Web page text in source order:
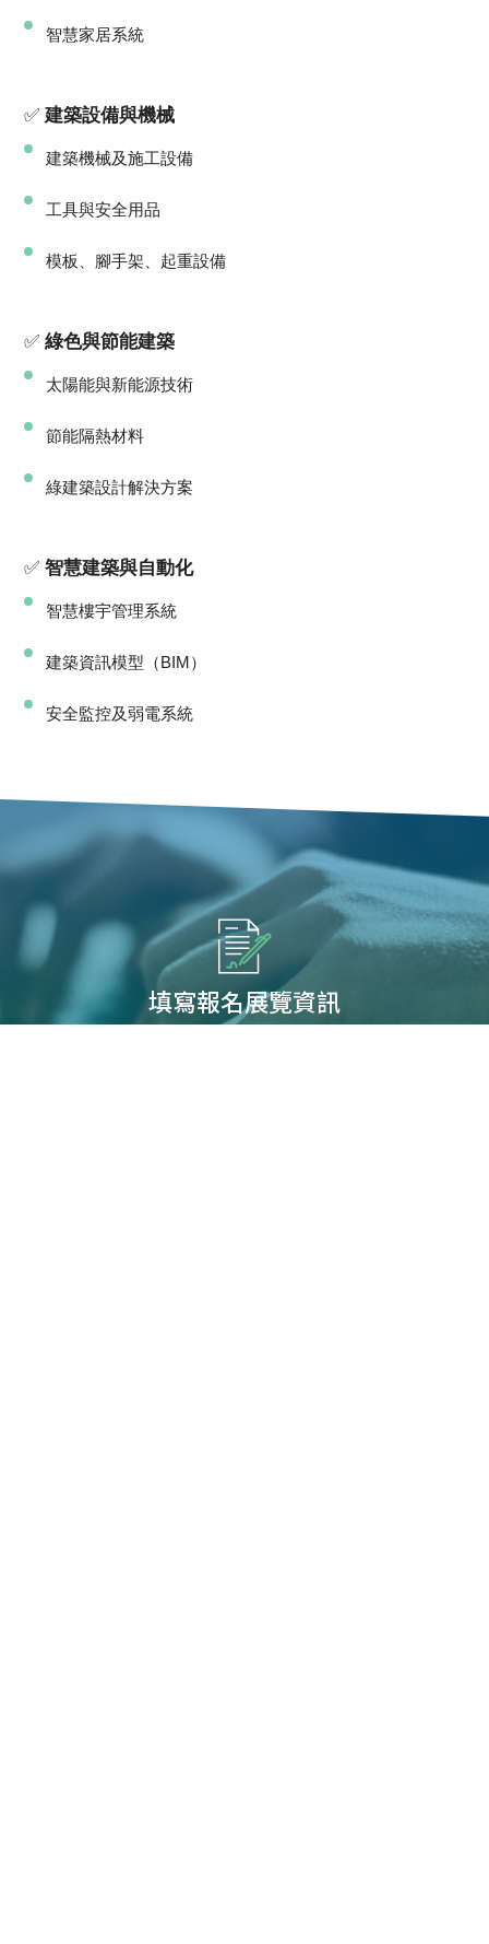
智慧家居系統
✅建築設備與機械
建築機械及施工設備
工具與安全用品
模板、腳手架、起重設備
✅綠色與節能建築
太陽能與新能源技術
節能隔熱材料
綠建築設計解決方案
✅智慧建築與自動化
智慧樓宇管理系統
建築資訊模型（BIM）
安全監控及弱電系統
填寫報名展覽資訊